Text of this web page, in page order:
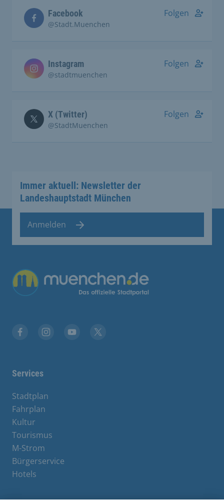
Facebook
@Stadt.Muenchen
Folgen
Instagram
@stadtmuenchen
Folgen
X (Twitter)
@StadtMuenchen
Folgen
Immer aktuell: Newsletter der
Landeshauptstadt München
Anmelden
Übergreifende Links
Services
Stadtplan
Fahrplan
Kultur
Tourismus
M-Strom
Bürgerservice
Hotels